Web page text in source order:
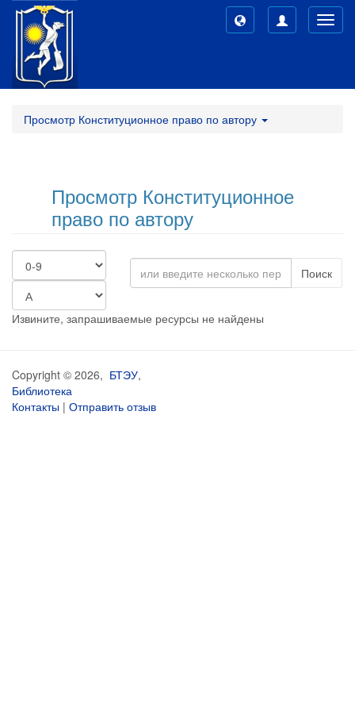
Просмотр Конституционное право по автору
Просмотр Конституционное
право по автору
Поиск
Извините, запрашиваемые ресурсы не найдены
Copyright © 2026, БТЭУ,
Библиотека
Контакты | Отправить отзыв